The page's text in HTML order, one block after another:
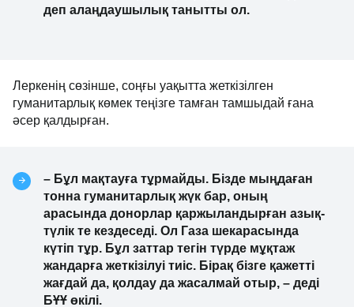
деп алаңдаушылық танытты ол.
Леркенің сөзінше, соңғы уақытта жеткізілген
гуманитарлық көмек теңізге тамған тамшыдай ғана
әсер қалдырған.
– Бұл мақтауға тұрмайды. Бізде мыңдаған
тонна гуманитарлық жүк бар, оның
арасында донорлар қаржыландырған азық-
түлік те кездеседі. Ол Газа шекарасында
күтіп тұр. Бұл заттар тегін түрде мұқтаж
жандарға жеткізілуі тиіс. Бірақ бізге қажетті
жағдай да, қолдау да жасалмай отыр, – деді
БҰҰ өкілі.